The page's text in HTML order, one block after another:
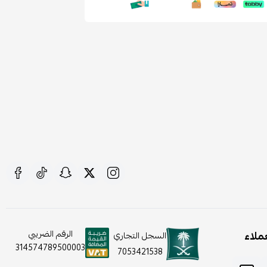
السجل التجاري
7053421538
الرقم الضريبي
314574789500003